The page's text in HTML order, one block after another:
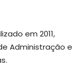
em 2011,
Administração e